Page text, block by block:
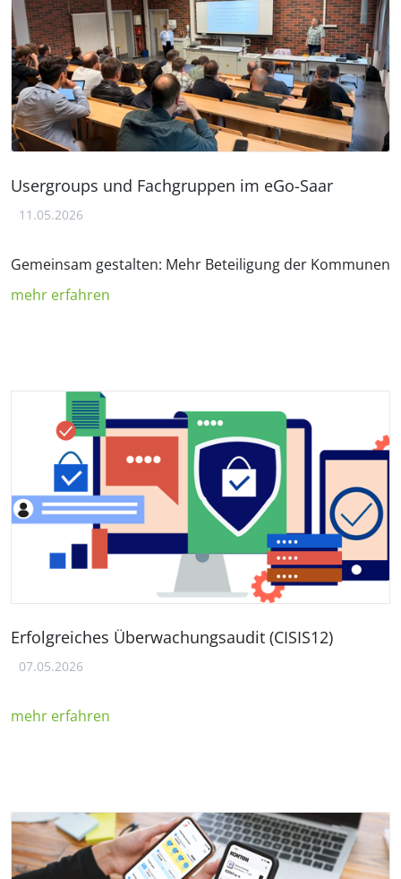
Usergroups und Fachgruppen im eGo-Saar
11.05.2026
Gemeinsam gestalten: Mehr Beteiligung der Kommunen
mehr erfahren
Erfolgreiches Überwachungsaudit (CISIS12)
07.05.2026
mehr erfahren